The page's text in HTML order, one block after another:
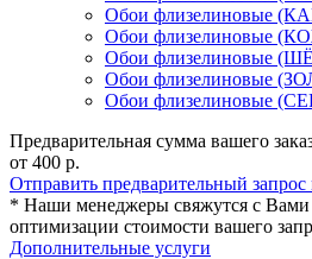
Обои флизелиновые
Обои флизелиновые
Обои флизелиновые
Обои флизелиновые
Обои флизелиновые
Предварительная сумма вашего
от 400 р.
Отправить предварительный
* Наши менеджеры свяжутся с Вами
оптимизации стоимости вашего
Дополнительные услуги